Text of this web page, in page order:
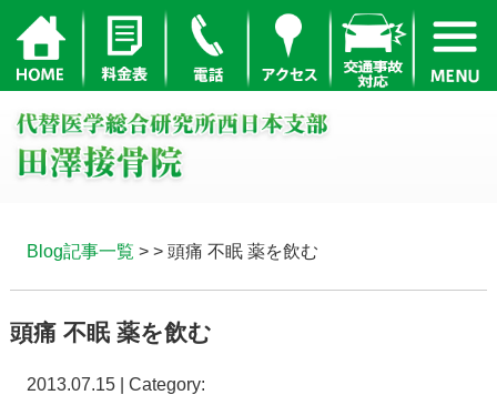
Blog記事一覧 > > 頭痛 不眠 薬を飲む
頭痛 不眠 薬を飲む
2013.07.15 | Category: